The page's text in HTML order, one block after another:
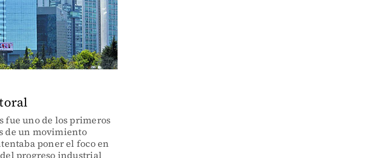
uno de los primeros
de un movimiento
poner el foco en
progreso industrial